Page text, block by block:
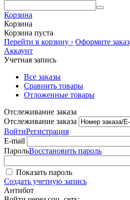
Корзина
Корзина
Корзина пуста
Перейти в корзину › Оформите заказ
Аккаунт
Учетная запись
Все заказы
Сравнить товары
Отложенные товары
Отслеживание заказа
Отслеживание заказа
ВойтиРегистрация
E-mail
ПарольВосстановить пароль
Показать пароль
Создать учетную запись
Антибот